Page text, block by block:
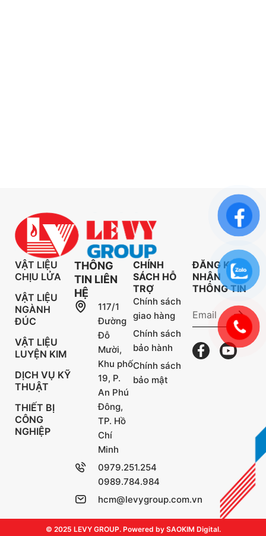
VẬT LIỆU
CHỊU LỬA
VẬT LIỆU
NGÀNH
ĐÚC
VẬT LIỆU
LUYỆN KIM
DỊCH VỤ KỸ
THUẬT
THIẾT BỊ
CÔNG
NGHIỆP
THÔNG
TIN LIÊN
HỆ
117/1
Đường
Đỗ
Mười,
Khu phố
19, P.
An Phú
Đông,
TP. Hồ
Chí
Minh
0979.251.254
0989.784.984
hcm@levygroup.com.vn
CHÍNH
SÁCH HỖ
TRỢ
Chính sách
giao hàng
Chính sách
bảo hành
Chính sách
bảo mật
ĐĂNG KÝ
NHẬN
THÔNG TIN
© 2025 LEVY GROUP. Powered by SAOKIM Digital.